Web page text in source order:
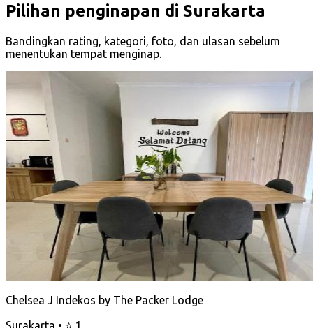
Pilihan penginapan di Surakarta
Bandingkan rating, kategori, foto, dan ulasan sebelum
menentukan tempat menginap.
Chelsea J Indekos by The Packer Lodge
Surakarta • ⭐ 1